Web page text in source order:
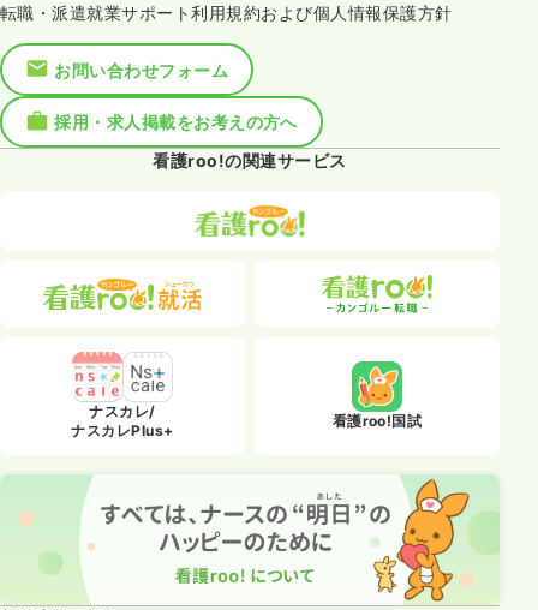
転職・派遣就業サポート利用規約および個人情報保護方針
お問い合わせフォーム
採用・求人掲載をお考えの方へ
看護roo!の関連サービス
ナスカレ/
ナスカレPlus+
看護roo!国試